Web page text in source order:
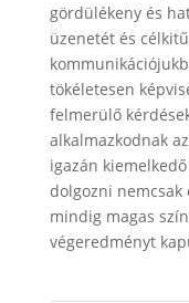
gördülékeny és
üzenetét és
tökéletesen
felmerülő
alkalmazkodnak
igazán
dolgozni nemcsak
mindig magas
végeredményt